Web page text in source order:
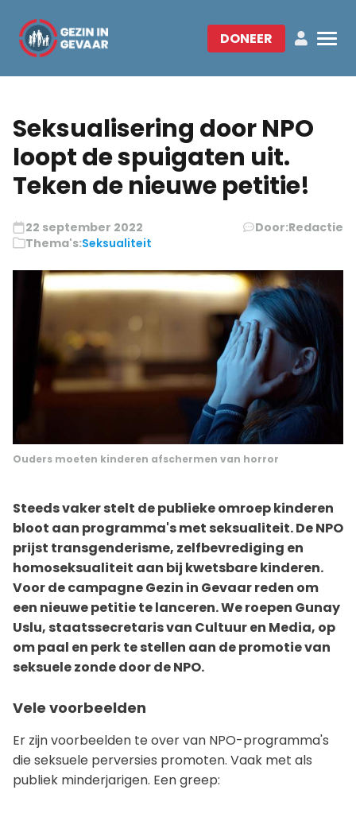
DONEER
Seksualisering door NPO
loopt de spuigaten uit.
Teken de nieuwe petitie!
22 september 2022 Door:Redactie
Thema's:Seksualiteit
Ouders moeten kinderen afschermen van horror
Steeds vaker stelt de publieke omroep kinderen
bloot aan programma's met seksualiteit. De NPO
prijst transgenderisme, zelfbevrediging en
homoseksualiteit aan bij kwetsbare kinderen.
Voor de campagne Gezin in Gevaar reden om
een nieuwe petitie te lanceren. We roepen Gunay
Uslu, staatssecretaris van Cultuur en Media, op
om paal en perk te stellen aan de promotie van
seksuele zonde door de NPO.
Vele voorbeelden
Er zijn voorbeelden te over van NPO-programma's
die seksuele perversies promoten. Vaak met als
publiek minderjarigen. Een greep: